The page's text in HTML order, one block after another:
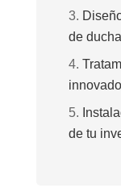
de
de tu